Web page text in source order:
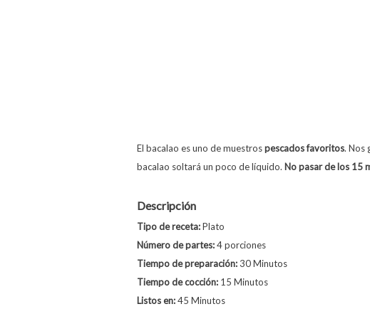
El bacalao es uno de muestrospescados favoritos. Nos
bacalao soltará un poco de líquido. No pasar de los 15
Descripción
Tipo de receta:Plato
Número de partes:4 porciones
Tiempo de preparación:30 Minutos
Tiempo de cocción: 15 Minutos
Listos en:45 Minutos